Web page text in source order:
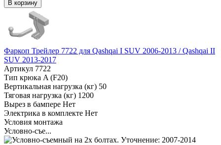
В корзину
Фаркоп Трейлер 7722 для Qashqai I SUV 2006-2013 / Qashqai II
SUV 2013-2017
Артикул 7722
Тип крюка A (F20)
Вертикальная нагрузка (кг) 50
Тяговая нагрузка (кг) 1200
Вырез в бампере Нет
Электрика в комплекте Нет
Условия монтажа
Условно-съе...